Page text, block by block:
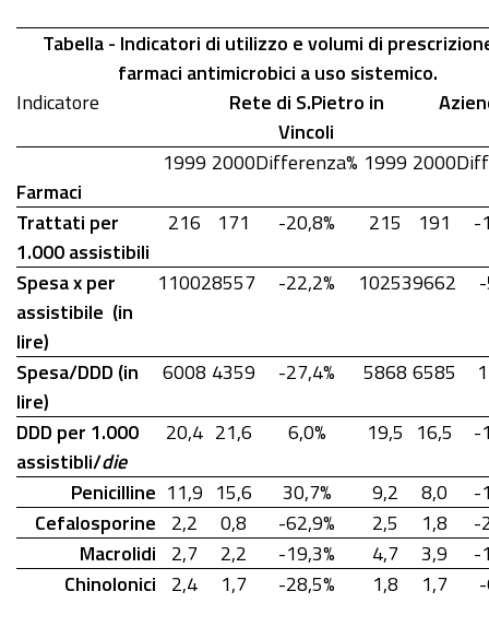
Tabella - Indicatori di utilizzo e volumi di
farmaci antimicrobici a uso sistemico.
Indicatore
Rete di S.Pietro in
Vincoli
Farmaci
1999 2000Differenza% 1999 2000
Trattati per
1.000 assistibili
216 171 -20,8% 215 191 -
Spesa x per
assistibile (in
lire)
110028557 -22,2% 102539662
Spesa/DDD (in
lire)
6008 4359 -27,4% 5868 6585
DDD per 1.000
assistibli/die
20,4 21,6 6,0% 19,5 16,5 -
Penicilline 11,9 15,6 30,7% 9,2 8,0
-
Cefalosporine 2,2 0,8 -62,9% 2,5 1,8
-
Macrolidi 2,7 2,2 -19,3% 4,7 3,9
-
Chinolonici 2,4 1,7 -28,5% 1,8 1,7